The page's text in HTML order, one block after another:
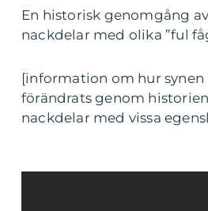
En historisk genomgång
nackdelar med olika ”ful
[information om hur
förändrats genom
nackdelar med vissa